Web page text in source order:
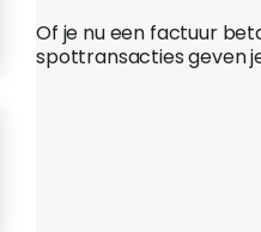
Of je nu een factuur
spottransacties geven